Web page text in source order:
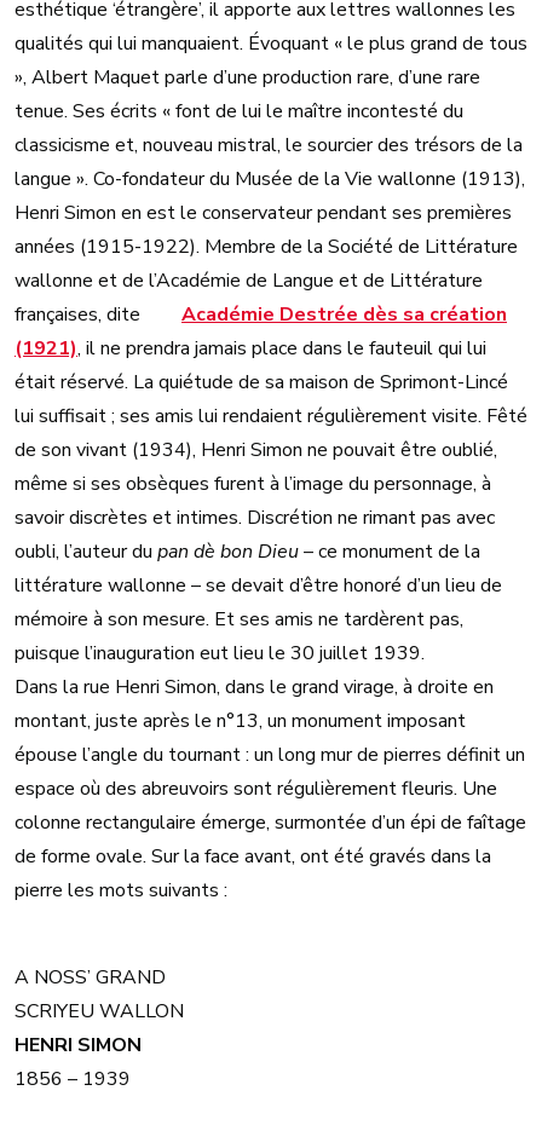
esthétique ‘étrangère’, il apporte aux lettres wallonnes les
qualités qui lui manquaient. Évoquant « le plus grand de tous
», Albert Maquet parle d’une production rare, d’une rare
tenue. Ses écrits « font de lui le maître incontesté du
classicisme et, nouveau mistral, le sourcier des trésors de la
langue ». Co-fondateur du Musée de la Vie wallonne (1913),
Henri Simon en est le conservateur pendant ses premières
années (1915-1922). Membre de la Société de Littérature
wallonne et de l’Académie de Langue et de Littérature
françaises, dite
Académie Destrée dès sa création
(1921), il ne prendra jamais place dans le fauteuil qui lui
était réservé. La quiétude de sa maison de Sprimont-Lincé
lui suffisait ; ses amis lui rendaient régulièrement visite. Fêté
de son vivant (1934), Henri Simon ne pouvait être oublié,
même si ses obsèques furent à l’image du personnage, à
savoir discrètes et intimes. Discrétion ne rimant pas avec
oubli, l’auteur du pan dè bon Dieu– ce monument de la
littérature wallonne – se devait d’être honoré d’un lieu de
mémoire à son mesure. Et ses amis ne tardèrent pas,
puisque l’inauguration eut lieu le 30 juillet 1939.
Dans la rue Henri Simon, dans le grand virage, à droite en
montant, juste après le n°13, un monument imposant
épouse l’angle du tournant : un long mur de pierres définit un
espace où des abreuvoirs sont régulièrement fleuris. Une
colonne rectangulaire émerge, surmontée d’un épi de faîtage
de forme ovale. Sur la face avant, ont été gravés dans la
pierre les mots suivants :
A NOSS’ GRAND
SCRIYEU WALLON
HENRI SIMON
1856 – 1939